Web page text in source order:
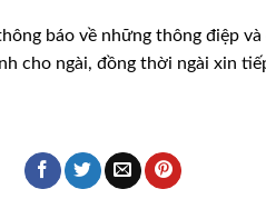
báo về những thông điệp
cho ngài, đồng thời ngài xin